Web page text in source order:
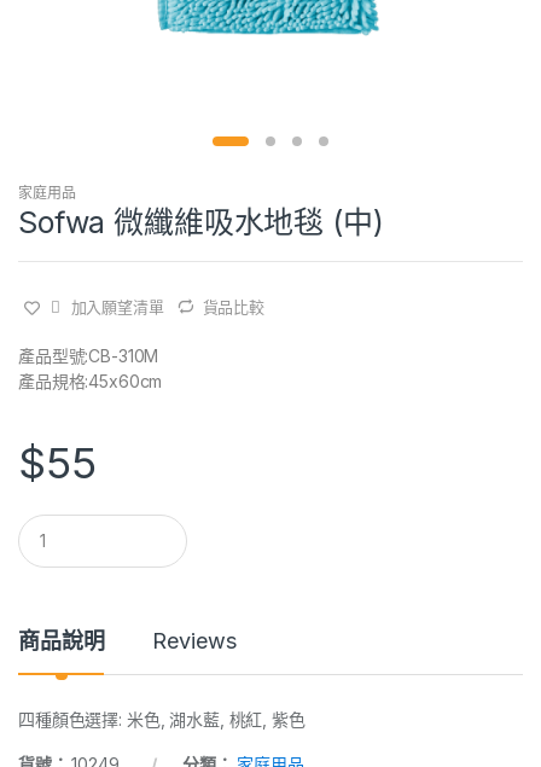
家庭用品
Sofwa 微纖維吸水地毯 (中)
加入願望清單 貨品比較
產品型號:CB-310M
產品規格:45x60cm
$55
Q
u
a
i
t
y
商品說明 Reviews
四種顏色選擇: 米色, 湖水藍, 桃紅, 紫色